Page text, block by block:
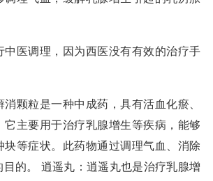
中医调理，因为西医没有有效的治疗手
颗粒是一种中成药，具有活血化瘀、
它主要用于治疗乳腺增生等疾病，能够
块等症状。此药物通过调理气血、消除
的。 逍遥丸：逍遥丸也是治疗乳腺增